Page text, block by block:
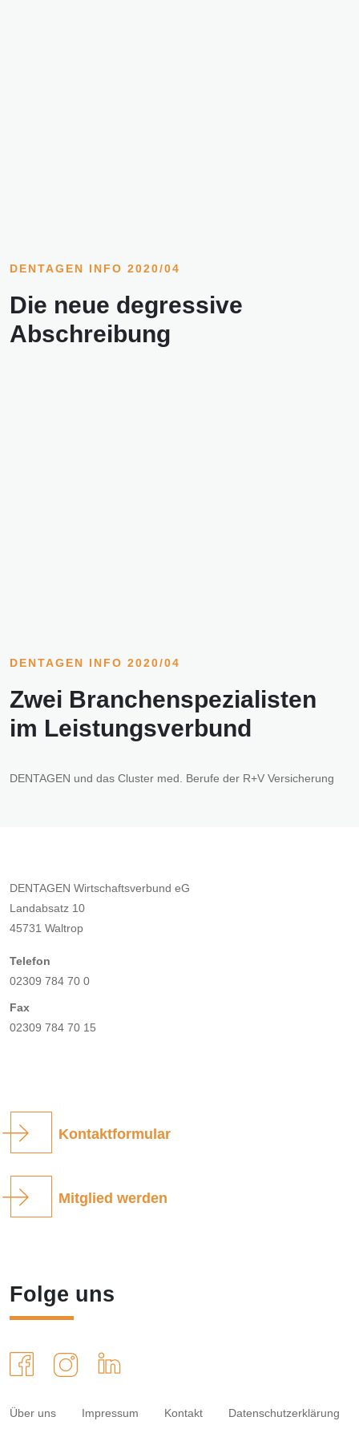
DENTAGEN INFO 2020/04
Die neue degressive
Abschreibung
DENTAGEN INFO 2020/04
Zwei Branchenspezialisten
im Leistungsverbund
DENTAGEN und das Cluster med. Berufe der R+V Versicherung
DENTAGEN Wirtschaftsverbund eG
Landabsatz 10
45731 Waltrop
Telefon
02309 784 70 0
Fax
02309 784 70 15
Kontaktformular
Mitglied werden
Folge uns
Über uns Impressum Kontakt Datenschutzerklärung